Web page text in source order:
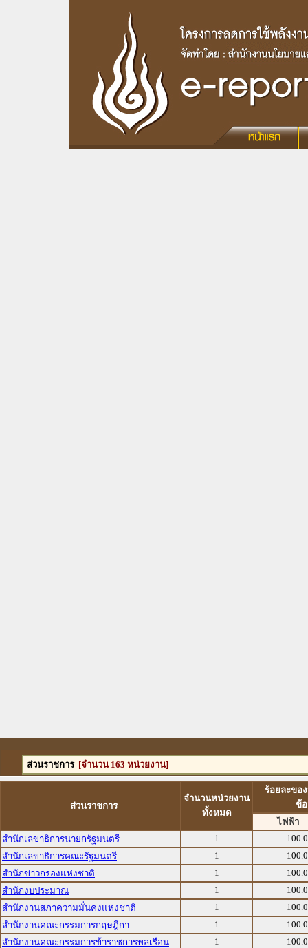
ส่วนราชการ [จำนวน 163 หน่วยงาน]
ส่วนราชการ
จำนวนหน่วยงาน
ทั้งหมด
ร้อยละขอ
ข้
ไฟฟ้า
สำนักเลขาธิการนายกรัฐมนตรี
1
สำนักเลขาธิการคณะรัฐมนตรี
1
สำนักข่าวกรองแห่งชาติ
1
สำนักงบประมาณ
1
สำนักงานสภาความมั่นคงแห่งชาติ
1
สำนักงานคณะกรรมการกฤษฎีกา
1
สำนักงานคณะกรรมการข้าราชการพลเรือน
1